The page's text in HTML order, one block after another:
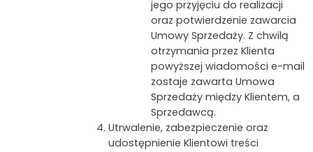
jego przyjęciu do realizacji
oraz potwierdzenie zawarcia
Umowy Sprzedaży. Z chwilą
otrzymania przez Klienta
powyższej wiadomości e-mail
zostaje zawarta Umowa
Sprzedaży między Klientem, a
Sprzedawcą.
Utrwalenie, zabezpieczenie oraz
udostępnienie Klientowi treści